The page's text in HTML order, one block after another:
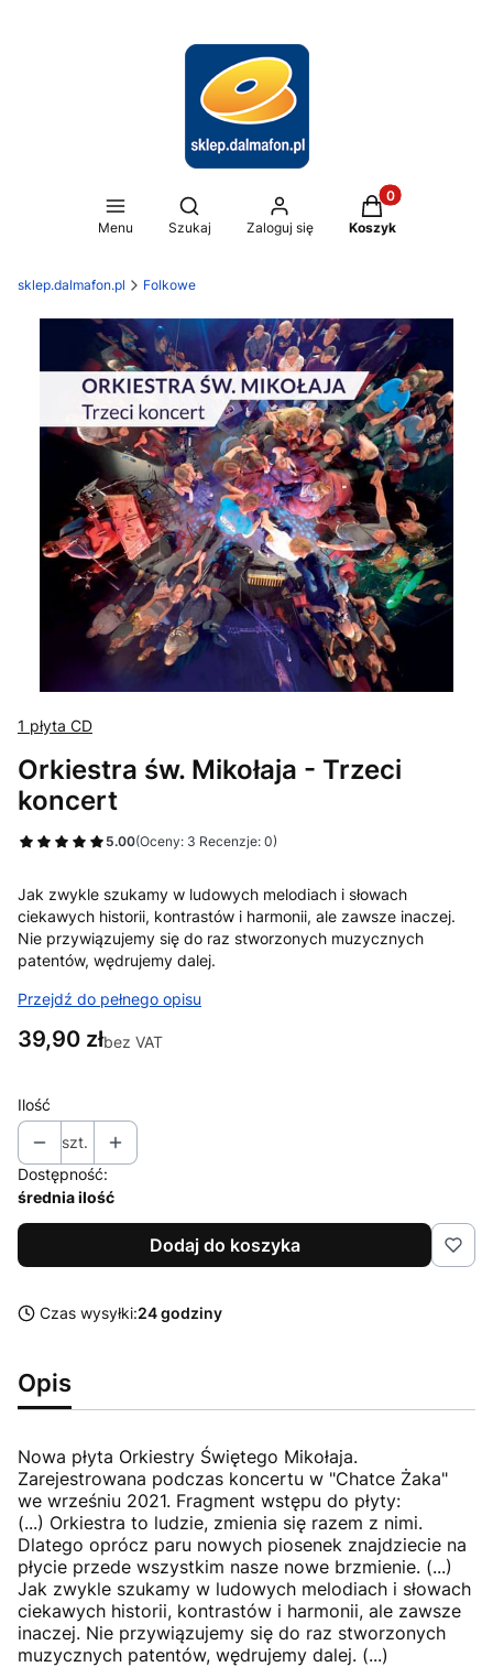
Menu
Otwórz wyszukiwarkę
Szukaj Zaloguj się
Produkty w
Koszyk
sklep.dalmafon.pl Folkowe
1 płyta CD
Orkiestra św. Mikołaja - Trzeci
koncert
5.00(Oceny: 3 Recenzje: 0)
Jak zwykle szukamy w ludowych melodiach i słowach
ciekawych historii, kontrastów i harmonii, ale zawsze inaczej.
Nie przywiązujemy się do raz stworzonych muzycznych
patentów, wędrujemy dalej.
Przejdź do pełnego opisu
Cena
39,90 złbez VAT
Ilość
szt.
Dostępność:
średnia ilość
Dodaj do koszyka
Czas wysyłki:24 godziny
Opis
Nowa płyta Orkiestry Świętego Mikołaja.
Zarejestrowana podczas koncertu w "Chatce Żaka"
we wrześniu 2021. Fragment wstępu do płyty:
(...) Orkiestra to ludzie, zmienia się razem z nimi.
Dlatego oprócz paru nowych piosenek znajdziecie na
płycie przede wszystkim nasze nowe brzmienie. (...)
Jak zwykle szukamy w ludowych melodiach i słowach
ciekawych historii, kontrastów i harmonii, ale zawsze
inaczej. Nie przywiązujemy się do raz stworzonych
muzycznych patentów, wędrujemy dalej. (...)